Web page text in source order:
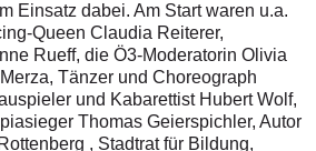
Einsatz dabei. Am Start waren u.a.
Queen Claudia Reiterer,
Rueff, die Ö3-Moderatorin Olivia
Tänzer und Choreograph
und Kabarettist Hubert Wolf,
Thomas Geierspichler, Autor
, Stadtrat für Bildung,